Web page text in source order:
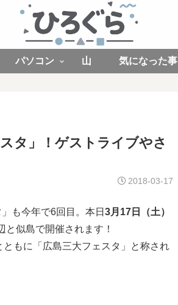
パソコン 山 気になった事
タ」！ゲストライブやさ
2018-03-17
」も今年で6回目。本日 3月17日（土）
似島で開催されます！
ともに「広島三大フェスタ」と称され